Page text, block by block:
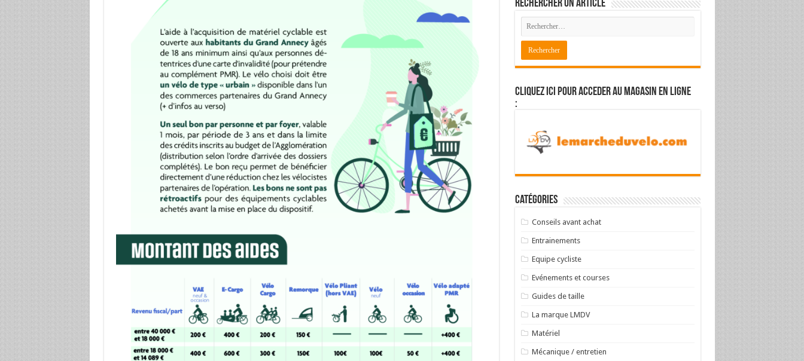
Rechercher un article
Cliquez ici pour acceder au magasin en ligne
:
Catégories
Conseils avant achat
Entrainements
Equipe cycliste
Evénements et courses
Guides de taille
La marque LMDV
Matériel
Mécanique / entretien